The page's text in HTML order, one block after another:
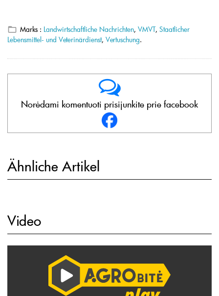
Marks : Landwirtschaftliche Nachrichten, VMVT, Staatlicher
Lebensmittel- und Veterinärdienst, Vertuschung.
Norėdami komentuoti prisijunkite prie facebook
Ähnliche Artikel
Video